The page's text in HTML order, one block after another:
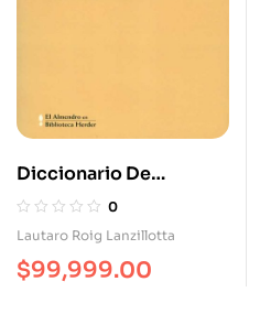
Diccionario De
Personajes Del Nuevo
Testamento
0
Lautaro Roig Lanzillotta
$99,999.00